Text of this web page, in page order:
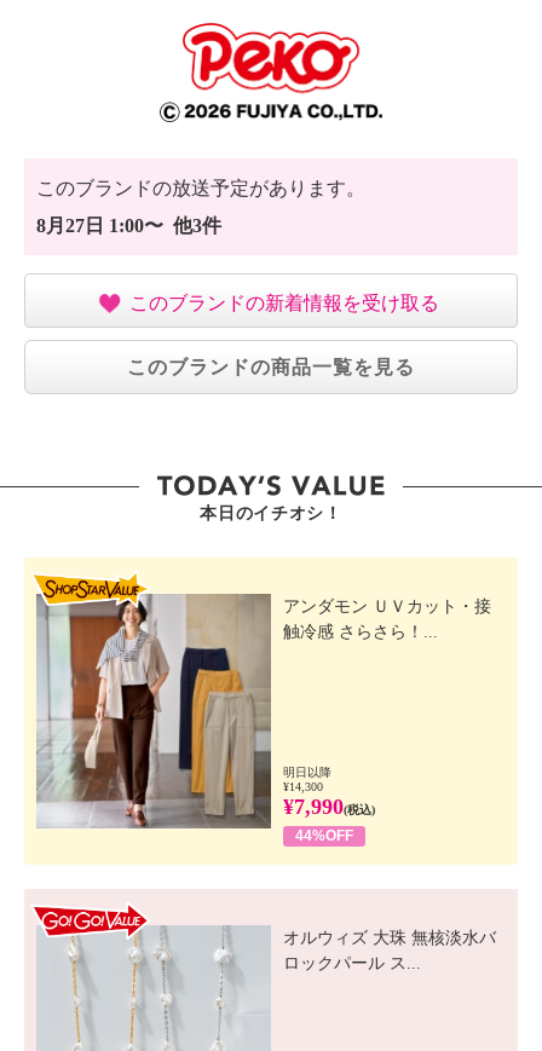
このブランドの放送予定があります。
8月27日 1:00〜 他3件
このブランドの新着情報を受け取る
このブランドの商品一覧を見る
本日のイチオシ！
アンダモン ＵＶカット・接
触冷感 さらさら！...
明日以降
¥14,300
¥7,990(税込)
44%OFF
オルウィズ 大珠 無核淡水バ
ロックパール ス...